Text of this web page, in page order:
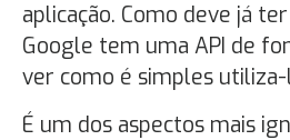
aplicação. Como deve já
Google tem uma API de
ver como é simples utiliza-
É um dos aspectos mais